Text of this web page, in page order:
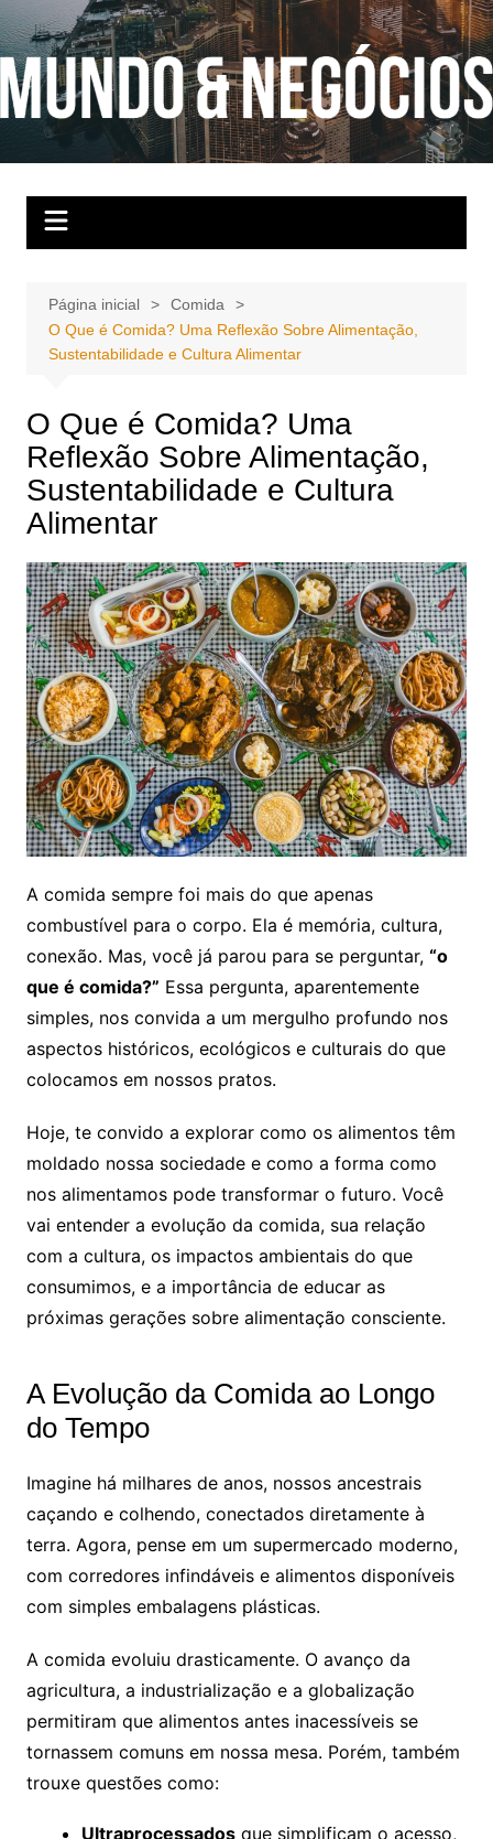
para
conteúdo
Página inicial
Comida
O Que é Comida? Uma Reflexão Sobre Alimentação,
Sustentabilidade e Cultura Alimentar
O Que é Comida? Uma
Reflexão Sobre Alimentação,
Sustentabilidade e Cultura
Alimentar
A comida sempre foi mais do que apenas
combustível para o corpo. Ela é memória, cultura,
conexão. Mas, você já parou para se perguntar, “o
que é comida?” Essa pergunta, aparentemente
simples, nos convida a um mergulho profundo nos
aspectos históricos, ecológicos e culturais do que
colocamos em nossos pratos.
Hoje, te convido a explorar como os alimentos têm
moldado nossa sociedade e como a forma como
nos alimentamos pode transformar o futuro. Você
vai entender a evolução da comida, sua relação
com a cultura, os impactos ambientais do que
consumimos, e a importância de educar as
próximas gerações sobre alimentação consciente.
A Evolução da Comida ao Longo
do Tempo
Imagine há milhares de anos, nossos ancestrais
caçando e colhendo, conectados diretamente à
terra. Agora, pense em um supermercado moderno,
com corredores infindáveis e alimentos disponíveis
com simples embalagens plásticas.
A comida evoluiu drasticamente. O avanço da
agricultura, a industrialização e a globalização
permitiram que alimentos antes inacessíveis se
tornassem comuns em nossa mesa. Porém, também
trouxe questões como:
Ultraprocessadosque simplificam o acesso,